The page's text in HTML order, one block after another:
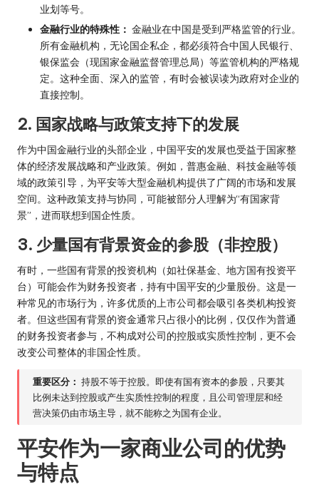
业划等号。
金融行业的特殊性： 金融业在中国是受到严格监管的行业。
所有金融机构，无论国企私企，都必须符合中国人民银行、
银保监会（现国家金融监督管理总局）等监管机构的严格规
定。这种全面、深入的监管，有时会被误读为政府对企业的
直接控制。
2. 国家战略与政策支持下的发展
作为中国金融行业的头部企业，中国平安的发展也受益于国家整
体的经济发展战略和产业政策。例如，普惠金融、科技金融等领
域的政策引导，为平安等大型金融机构提供了广阔的市场和发展
空间。这种政策支持与协同，可能被部分人理解为“有国家背
景”，进而联想到国企性质。
3. 少量国有背景资金的参股（非控股）
有时，一些国有背景的投资机构（如社保基金、地方国有投资平
台）可能会作为财务投资者，持有中国平安的少量股份。这是一
种常见的市场行为，许多优质的上市公司都会吸引各类机构投资
者。但这些国有背景的资金通常只占很小的比例，仅仅作为普通
的财务投资者参与，不构成对公司的控股或实质性控制，更不会
改变公司整体的非国企性质。
重要区分： 持股不等于控股。即使有国有资本的参股，只要其
比例未达到控股或产生实质性控制的程度，且公司管理层和经
营决策仍由市场主导，就不能称之为国有企业。
平安作为一家商业公司的优势
与特点